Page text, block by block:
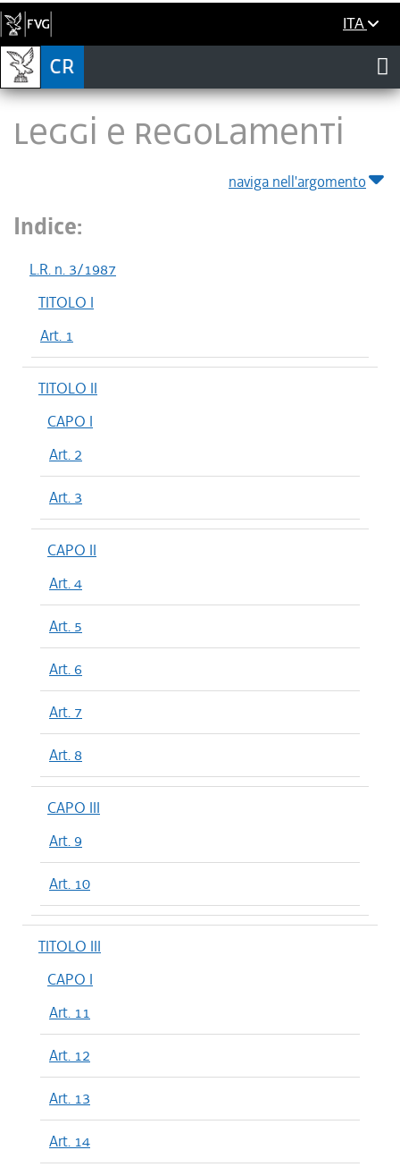
ITA
LEGGI E REGOLAMENTI
naviga nell'argomento
Indice:
L.R. n. 3/1987
TITOLO I
Art. 1
TITOLO II
CAPO I
Art. 2
Art. 3
CAPO II
Art. 4
Art. 5
Art. 6
Art. 7
Art. 8
CAPO III
Art. 9
Art. 10
TITOLO III
CAPO I
Art. 11
Art. 12
Art. 13
Art. 14